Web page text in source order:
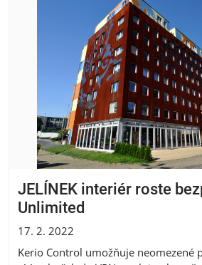
JELÍNEK interiér roste
Unlimited
17. 2. 2022
Kerio Control umožňuje neomezené